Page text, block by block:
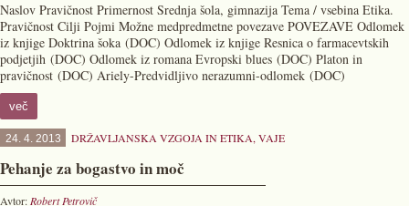
Naslov Pravičnost Primernost Srednja šola, gimnazija Tema / vsebina Etika.
Pravičnost Cilji Pojmi Možne medpredmetne povezave POVEZAVE Odlomek
iz knjige Doktrina šoka (DOC) Odlomek iz knjige Resnica o farmacevtskih
podjetjih (DOC) Odlomek iz romana Evropski blues (DOC) Platon in
pravičnost (DOC) Ariely-Predvidljivo nerazumni-odlomek (DOC)
več
24. 4. 2013 DRŽAVLJANSKA VZGOJA IN ETIKA, VAJE
Pehanje za bogastvo in moč
Avtor: Robert Petrovič